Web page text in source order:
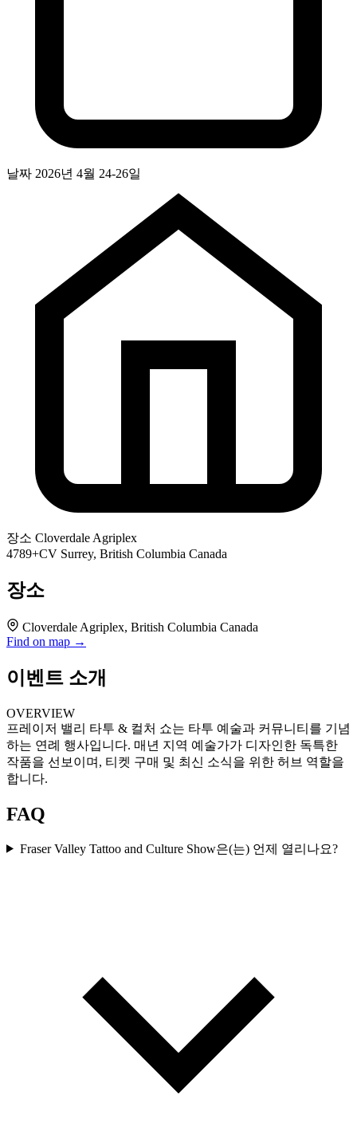
날짜 2026년 4월 24-26일
장소 Cloverdale Agriplex
4789+CV Surrey, British Columbia Canada
장소
Cloverdale Agriplex, British Columbia Canada
Find on map →
이벤트 소개
OVERVIEW
프레이저 밸리 타투 & 컬처 쇼는 타투 예술과 커뮤니티를 기념
하는 연례 행사입니다. 매년 지역 예술가가 디자인한 독특한
작품을 선보이며, 티켓 구매 및 최신 소식을 위한 허브 역할을
합니다.
FAQ
Fraser Valley Tattoo and Culture Show은(는) 언제 열리나요?